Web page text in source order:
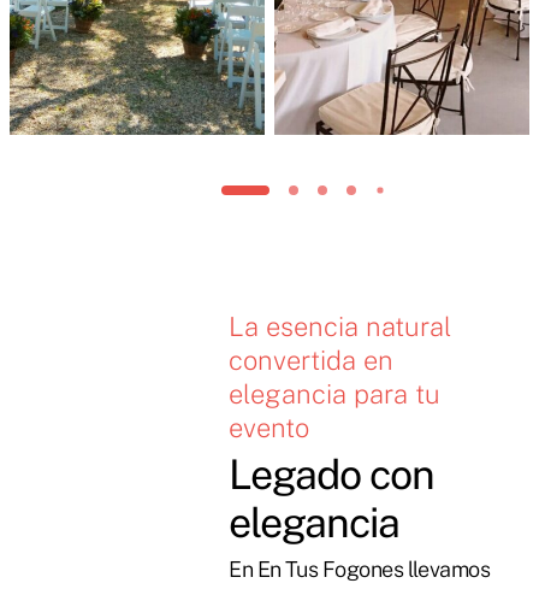
La esencia natural
convertida en
elegancia para tu
evento
Legado con
elegancia
En En Tus Fogones llevamos